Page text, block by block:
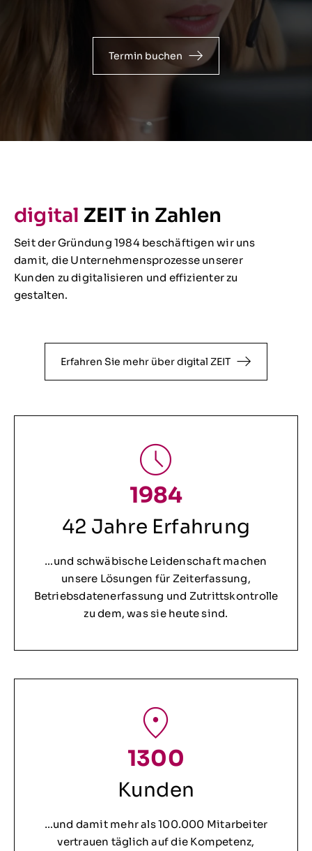
Termin buchen
1984
42 Jahre Erfahrung
…und schwäbische Leidenschaft machen
unsere Lösungen für Zeiterfassung,
Betriebsdatenerfassung und Zutrittskontrolle
zu dem, was sie heute sind.
1300
Kunden
…und damit mehr als 100.000 Mitarbeiter
vertrauen täglich auf die Kompetenz,
digital ZEIT in Zahlen
Seit der Gründung 1984 beschäftigen wir uns
damit, die Unternehmensprozesse unserer
Kunden zu digitalisieren und effizienter zu
gestalten.
Erfahren Sie mehr über digital ZEIT